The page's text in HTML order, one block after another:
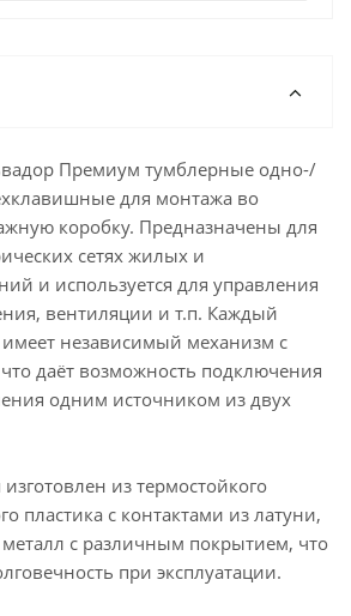
Премиум тумблерные одно-/
для монтажа во
коробку. Предназначены для
сетях жилых и
и используется для управления
вентиляции и т.п. Каждый
независимый механизм с
даёт возможность подключения
одним источником из двух
из термостойкого
пластика с контактами из латуни,
с различным покрытием, что
при эксплуатации.